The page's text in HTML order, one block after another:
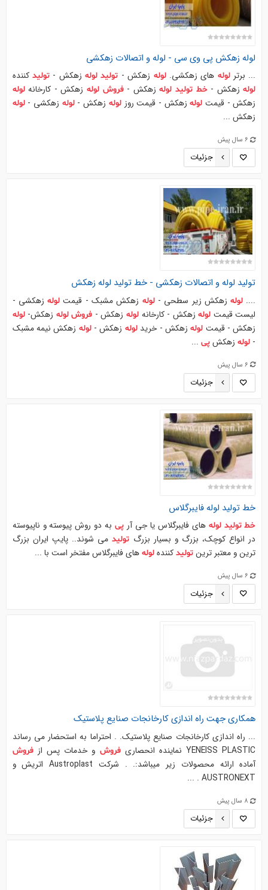
لولهزهکش پی وی سی - لولهو اتصالات زهکشی
... برترلوله های زهکشی.لوله زهکش - تولید لولهزهکش -تولید کننده
لولهزهکش -خط تولید لولهزهکش -فروش لوله زهکش - کارخانهلوله
زهکش - قیمت لولهزهکش - قیمت روزلوله زهکش -لوله زهکشی -لوله
زهکش ...
6 سال پیش
جزئیات
تولید لولهو اتصالات زهکشی - خط تولید لولهزهکش
.... لولهزهکش زیر سطحی -لوله زهکش مشبک - قیمت لولهزهکشی -
لیست قیمت لولهزهکش - کارخانه لولهزهکش - فروش لوله زهکش-لوله
زهکش - قیمت لولهزهکش - خریدلوله زهکش -لوله زهکش نیمه مشبک
- لولهزهکش پی...
6 سال پیش
جزئیات
خط تولید لولهفایبرگلاس
خط تولید لوله های فایبرگلاس یا جی آر پیبه دو روش پیوسته و ناپیوسته
در انواع کوچک، بزرگ و بسیار بزرگ تولیدمی شوند.. پایپ ایران بزرگ
ترین و معتبر ترین تولیدکننده لولههای فایبرگلاس مفتخر است با ...
6 سال پیش
جزئیات
همكاري جهت راه اندازي كارخانجات صنايع پلاستيك
... راه اندازي كارخانجات صنايع پلاستيك. . احتراما به استحضار می رساند
YENEISS PLASTIC نماینده انحصاری
فروش و خدمات پس ازفروش
آماده ارائه محصولات زیر میباشد:. . شرکت Austroplast اتریش و
AUSTRONEXT . ...
8 سال پیش
جزئیات